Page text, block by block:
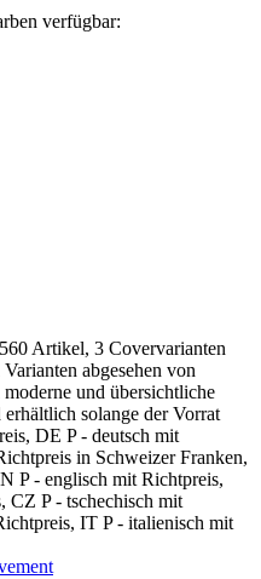
verfügbar:
Artikel, 3 Covervarianten
abgesehen von
und übersichtliche
solange der Vorrat
DE P - deutsch mit
in Schweizer Franken,
P - englisch mit Richtpreis,
CZ P - tschechisch mit
IT P - italienisch mit